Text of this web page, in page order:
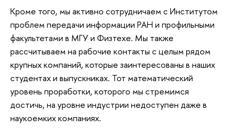
Кроме того, мы активно сотрудничаем с Институтом
проблем передачи информации РАН и профильными
факультетами в МГУ и Физтехе. Мы также
рассчитываем на рабочие контакты с целым рядом
крупных компаний, которые заинтересованы в наших
студентах и выпускниках. Тот математический
уровень проработки, которого мы стремимся
достичь, на уровне индустрии недоступен даже в
наукоемких компаниях.